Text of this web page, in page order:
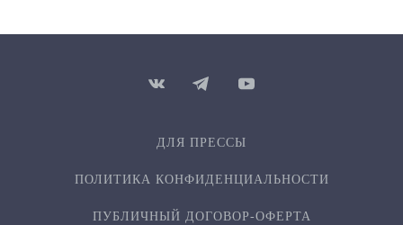
ДЛЯ ПРЕССЫ
ПОЛИТИКА КОНФИДЕН­ЦИ­АЛЬ­НОСТИ
ПУБЛИЧНЫЙ ДОГОВОР-ОФЕРТА